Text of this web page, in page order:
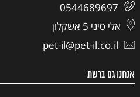
0544689697
אלי סיני 5 אשקלון
pet-il@pet-il.co.il
אנחנו גם ברשת